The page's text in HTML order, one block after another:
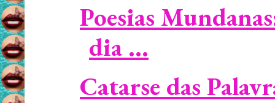
Poesias
dia ...
Catarse das